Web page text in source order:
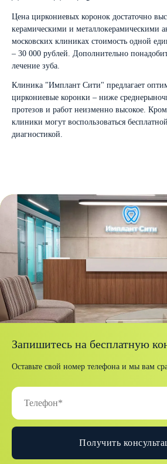
Цена циркониевых коронок достаточно
керамическими и металлокерамическими
московских клиниках стоимость одной
– 30 000 рублей. Дополнительно
лечение зуба.
Клиника "Имплант Сити" предлагает
циркониевые коронки – ниже
протезов и работ неизменно высокое.
клиники могут воспользоваться
диагностикой.
Запишитесь на бесплатную
Оставьте свой номер телефона и мы вам
Получить